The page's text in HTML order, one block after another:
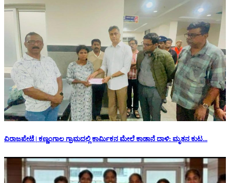
ವಿರಾಜಪೇಟೆ | ಕಣ್ಣಂಗಾಲ ಗ್ರಾಮದಲ್ಲಿ ಕಾರ್ಮಿಕನ ಮೇಲೆ ಕಾಡಾನೆ ದಾಳಿ: ಮೃತನ ಕುಟ...